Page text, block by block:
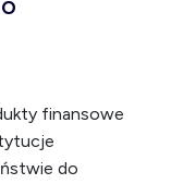
finansowe
do